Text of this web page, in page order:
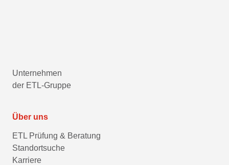
Unternehmen
der ETL-Gruppe
Über uns
ETL Prüfung & Beratung
Standortsuche
Karriere